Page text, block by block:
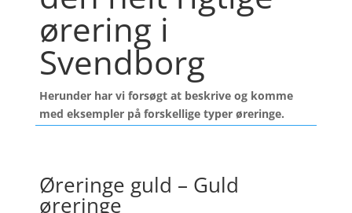
ørering i
Svendborg
Herunder har vi forsøgt at beskrive og komme
med eksempler på forskellige typer øreringe.
Øreringe guld – Guld
øreringe